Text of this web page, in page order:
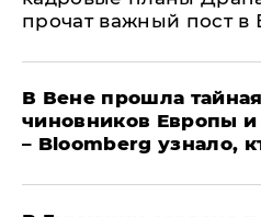
прочат важный пост в
В Вене прошла
чиновников Европы
– Bloomberg узнало,